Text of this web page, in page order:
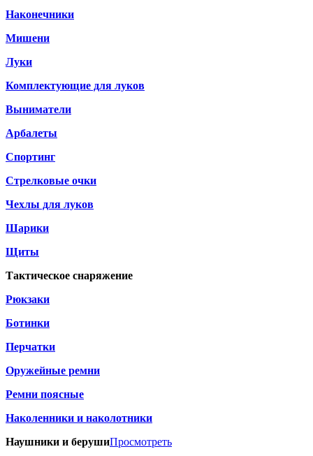
Наконечники
Мишени
Луки
Комплектующие для луков
Выниматели
Арбалеты
Спортинг
Стрелковые очки
Чехлы для луков
Шарики
Щиты
Тактическое снаряжение
Рюкзаки
Ботинки
Перчатки
Оружейные ремни
Ремни поясные
Наколенники и наколотники
Наушники и берушиПросмотреть